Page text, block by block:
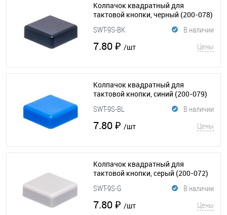
Колпачок квадратный для
тактовой кнопки, черный (200-078)
В наличии
SWT-9S-BK
7.80 ₽ /шт Цены
Колпачок квадратный для
тактовой кнопки, синий (200-079)
В наличии
SWT-9S-BL
7.80 ₽ /шт Цены
Колпачок квадратный для
тактовой кнопки, серый (200-072)
В наличии
SWT-9S-G
7.80 ₽ /шт Цены